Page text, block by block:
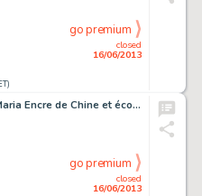
closed
16/06/2013
go premium
VANCE XIII Pour Maria Encre de Chine et écoline pour cette magnifique
closed
16/06/2013
go premium